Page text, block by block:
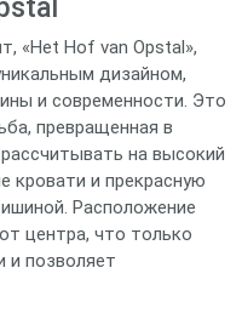
«Het Hof van Opstal»,
дизайном,
и современности. Это
превращенная в
на высокий
кровати и прекрасную
Расположение
центра, что только
и позволяет